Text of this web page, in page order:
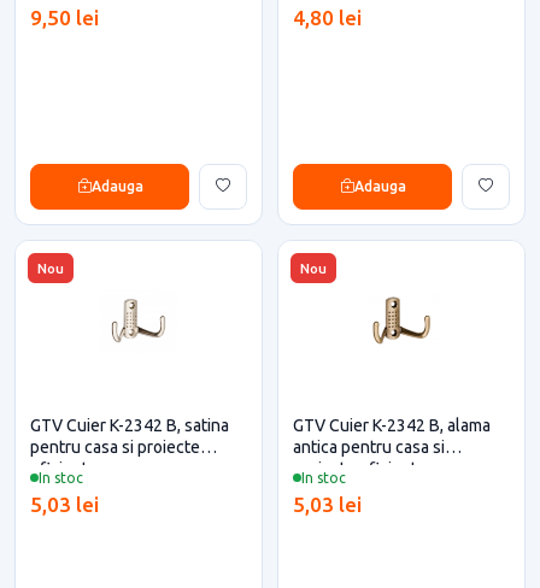
9,50 lei
Adauga
4,80 lei
Adauga
Nou
In stoc
GTV Cuier K-2342 B, satina
pentru casa si proiecte
eficiente
5,03 lei
Nou
In stoc
GTV Cuier K-2342 B, alama
antica pentru casa si
proiecte eficiente
5,03 lei